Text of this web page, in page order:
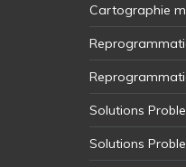
Cartographie
Solutions
Solutions